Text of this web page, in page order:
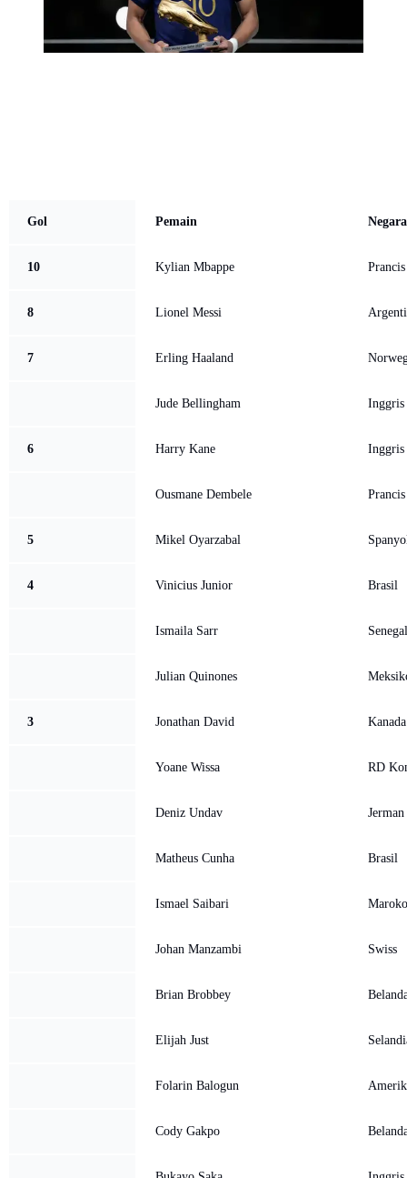
Gol Pemain Negara
10 Kylian Mbappe Prancis
8 Lionel Messi
7 Erling Haaland
Jude Bellingham Inggris
6 Harry Kane Inggris
Ousmane Dembele Prancis
5 Mikel Oyarzabal
4 Vinicius Junior Brasil
Ismaila Sarr Senegal
Julian Quinones
3 Jonathan David Kanada
Yoane Wissa RD
Deniz Undav Jerman
Matheus Cunha Brasil
Ismael Saibari Maroko
Johan Manzambi Swiss
Brian Brobbey
Elijah Just
Folarin Balogun
Cody Gakpo